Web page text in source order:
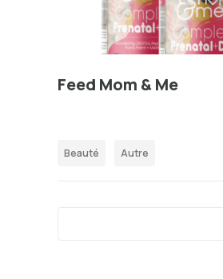
Feed Mom & Me
Beauté Autre